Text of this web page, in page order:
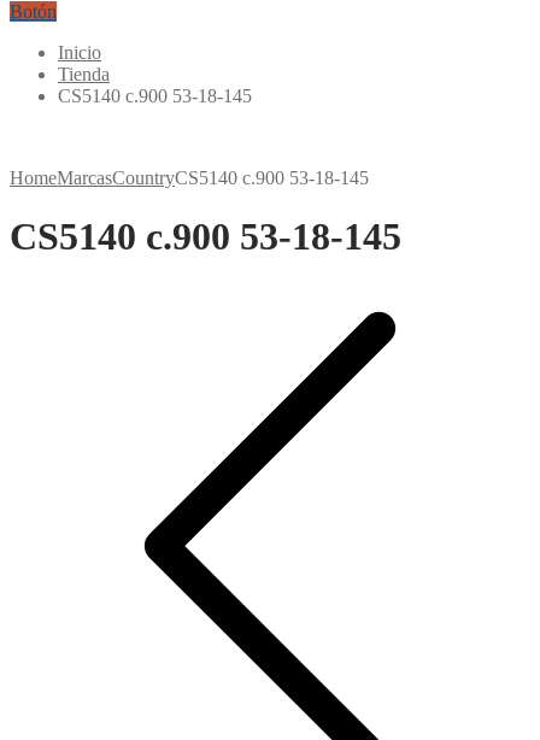
Botón
Inicio
Tienda
CS5140 c.900 53-18-145
HomeMarcasCountryCS5140 c.900 53-18-145
CS5140 c.900 53-18-145